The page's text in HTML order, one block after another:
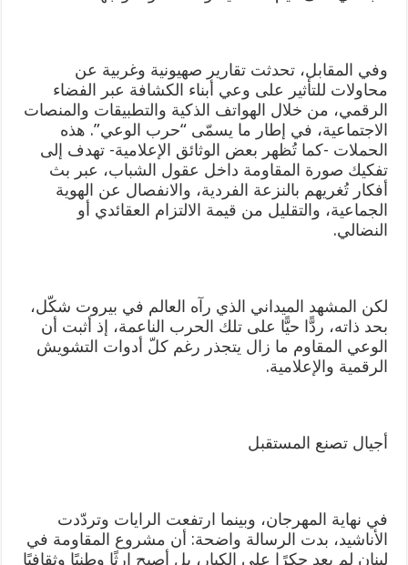
وفي المقابل، تحدثت تقارير صهيونية وغربية عن
محاولات للتأثير على وعي أبناء الكشافة عبر الفضاء
الرقمي، من خلال الهواتف الذكية والتطبيقات والمنصات
الاجتماعية، في إطار ما يسمّى “حرب الوعي”. هذه
الحملات -كما تُظهر بعض الوثائق الإعلامية- تهدف إلى
تفكيك صورة المقاومة داخل عقول الشباب، عبر بث
أفكار تُغريهم بالنزعة الفردية، والانفصال عن الهوية
الجماعية، والتقليل من قيمة الالتزام العقائدي أو
النضالي.
لكن المشهد الميداني الذي رآه العالم في بيروت شكّل،
بحد ذاته، ردًّا حيًّا على تلك الحرب الناعمة، إذ أثبت أن
الوعي المقاوم ما زال يتجذر رغم كلّ أدوات التشويش
الرقمية والإعلامية.
أجيال تصنع المستقبل
في نهاية المهرجان، وبينما ارتفعت الرايات وتردّدت
الأناشيد، بدت الرسالة واضحة: أن مشروع المقاومة في
لبنان لم يعد حكرًا على الكبار، بل أصبح إرثًا وطنيًا وثقافيًا